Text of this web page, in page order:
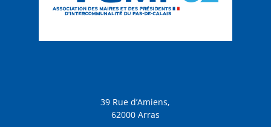
39 Rue d’Amiens,
62000 Arras